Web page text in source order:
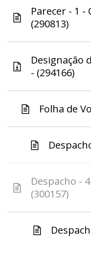
Parecer - 1 -
(290813)
Designação
- (294166)
Folha de
Despacho -
(300157)